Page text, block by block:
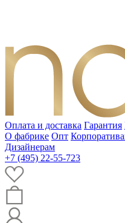
Оплата и доставка Гарантия
О фабрике Опт
Дизайнерам
+7 (495) 22-55-723